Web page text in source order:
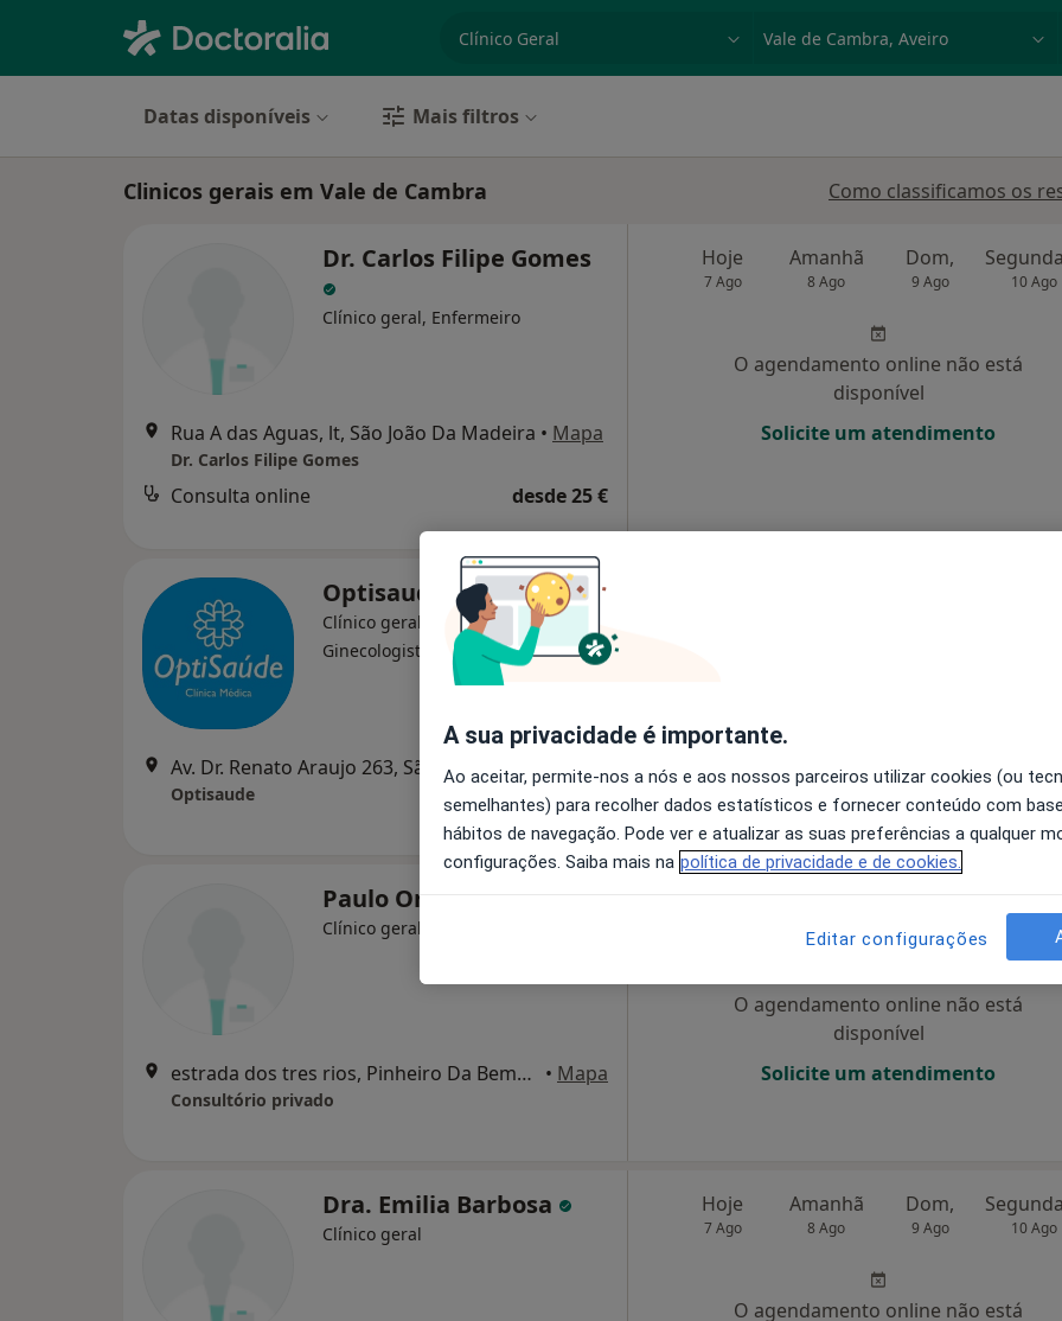
especialidade, doença ou nome
Datas disponíveis Mais filtros
Clinicos gerais em Vale de Cambra Como classificamos os
Dr. Carlos Filipe Gomes
Clínico geral, Enfermeiro
Rua A das Aguas, lt, São João Da Madeira • Mapa
Dr. Carlos Filipe Gomes
Consulta online desde 25 €
Hoje
7 Ago
Amanhã
8 Ago
Dom,
9 Ago 10 Ago
O agendamento online não está
disponível
Solicite um atendimento
Optisaude
Clínico geral, Dermatologista,
Ginecologista
Mais
Av. Dr. Renato Araujo 263, São João Da Madeira •Mapa
Optisaude
Mostrar perfil
Paulo Orsa
Clínico geral
estrada dos tres rios, Pinheiro Da Bemposta • Mapa
Consultório privado
O agendamento online não está
disponível
Solicite um atendimento
Dra. Emilia Barbosa
Clínico geral
Hoje
7 Ago
Amanhã
8 Ago
Dom,
9 Ago 10 Ago
O agendamento online não está
A sua privacidade é importante.
Ao aceitar, permite-nos a nós e aos nossos parceiros utilizar cookies (ou
semelhantes) para recolher dados estatísticos e fornecer conteúdo com
hábitos de navegação. Pode ver e atualizar as suas preferências a qualquer
configurações. Saiba mais na política de privacidade e de cookies.
Editar configurações